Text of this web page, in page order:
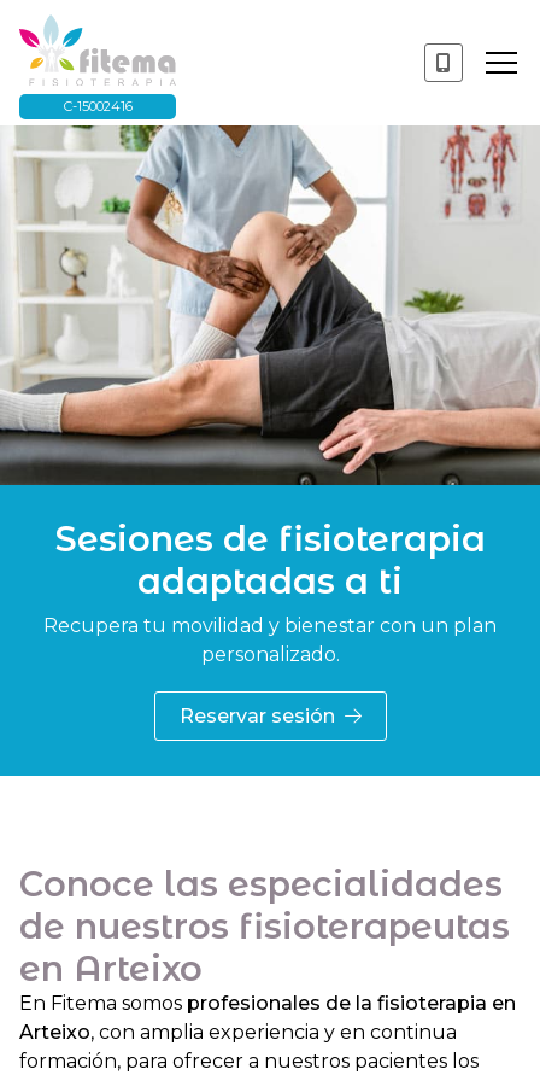
C-15002416
Sesiones de fisioterapia
adaptadas a ti
Recupera tu movilidad y bienestar con un plan
personalizado.
Reservar sesión
Conoce las especialidades
de nuestros fisioterapeutas
en Arteixo
En Fitema somos profesionales de la fisioterapia en
Arteixo, con amplia experiencia y en continua
formación, para ofrecer a nuestros pacientes los